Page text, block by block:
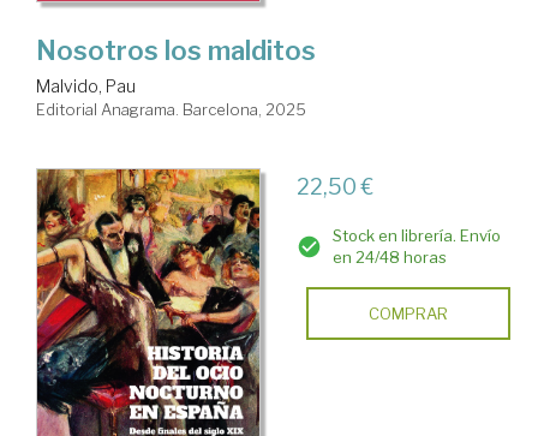
Nosotros los malditos
Malvido, Pau
Editorial Anagrama. Barcelona, 2025
22,50 €
Stock en librería. Envío
en 24/48 horas
COMPRAR